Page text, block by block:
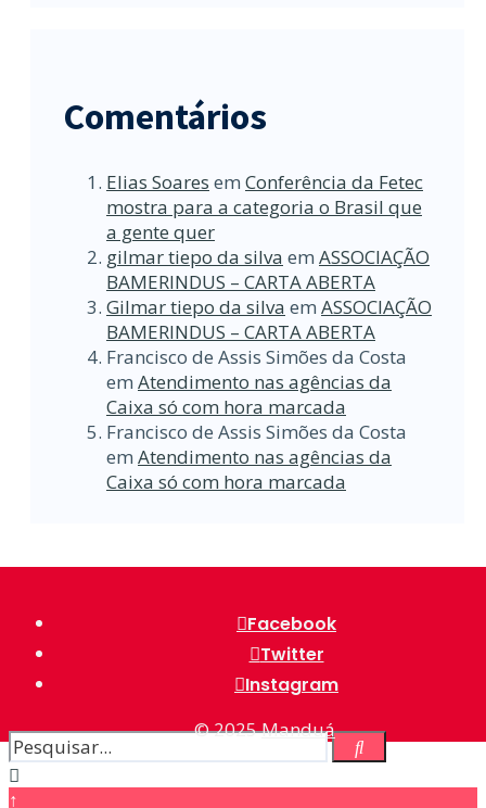
Comentários
Elias Soares em Conferência da Fetec
mostra para a categoria o Brasil que
a gente quer
gilmar tiepo da silva em ASSOCIAÇÃO
BAMERINDUS – CARTA ABERTA
Gilmar tiepo da silva em ASSOCIAÇÃO
BAMERINDUS – CARTA ABERTA
Francisco de Assis Simões da Costa
em Atendimento nas agências da
Caixa só com hora marcada
Francisco de Assis Simões da Costa
em Atendimento nas agências da
Caixa só com hora marcada
Facebook
Twitter
Instagram
© 2025Manduá
↑